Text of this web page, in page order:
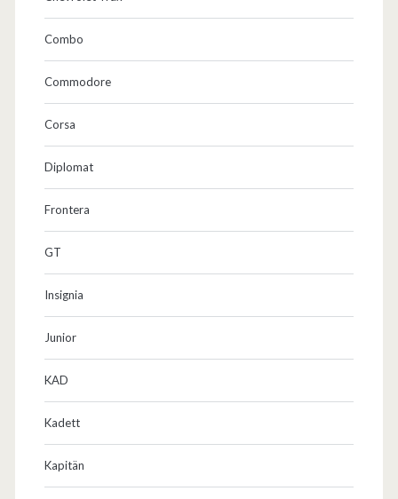
Combo
Commodore
Corsa
Diplomat
Frontera
GT
Insignia
Junior
KAD
Kadett
Kapitän